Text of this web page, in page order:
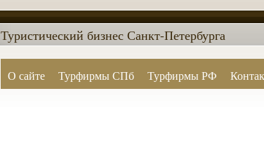
О сайте Турфирмы СПб Турфирмы РФ
Туристический бизнес Санкт-Петербурга